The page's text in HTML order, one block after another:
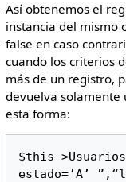
Así obtenemos el
instancia del mismo
false en caso
cuando los criterios
más de un registro,
devuelva
esta forma:
$this-
estado=’A’